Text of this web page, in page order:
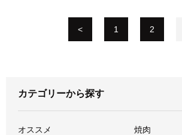
カテゴリーから探す
オススメ 焼肉
< 1 2